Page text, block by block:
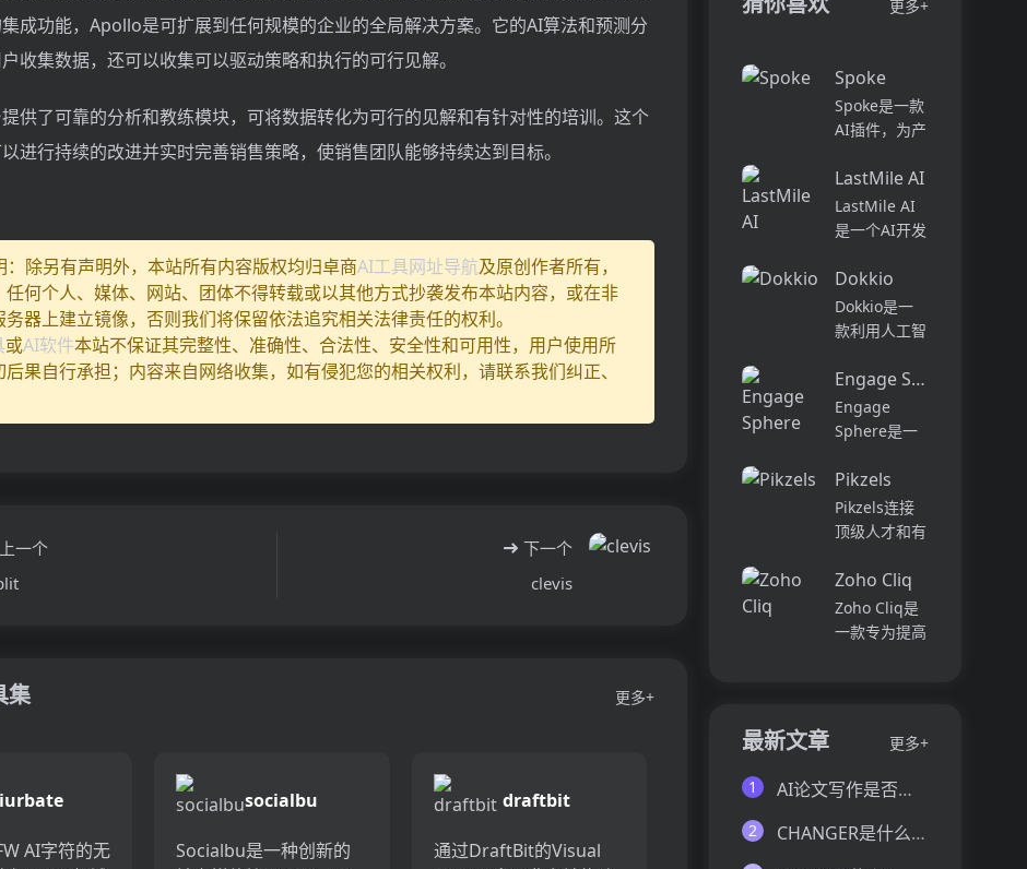
成功能，Apollo是可扩展到任何规模的企业的全局解决方案。它的AI算法和预测分
收集数据，还可以收集可以驱动策略和执行的可行见解。
供了可靠的分析和教练模块，可将数据转化为可行的见解和有针对性的培训。这个
进行持续的改进并实时完善销售策略，使销售团队能够持续达到目标。
除另有声明外，本站所有内容版权均归卓商AI工具网址导航及原创作者所有，
任何个人、媒体、网站、团体不得转载或以其他方式抄袭发布本站内容，或在非
器上建立镜像，否则我们将保留依法追究相关法律责任的权利。
或AI软件本站不保证其完整性、准确性、合法性、安全性和可用性，用户使用所
后果自行承担；内容来自网络收集，如有侵犯您的相关权利，请联系我们纠正、
上一个
下一个
clevis
集 更多+
AI字符的无
socialbu
Socialbu是一种创新的
draftbit
通过DraftBit的Visual
量，释放你的
团队成员、对
方,实现无缝
连接。主要功
能包括:组
更多+
Spoke
Spoke是一款
AI插件，为产
大的、注重隐
私的AI功能，
能够在几秒钟
上下文信息。
它可以帮助全
球快速增长的
团队节省时
间，创造上
下...
LastMile AI
LastMile AI
是一个AI开发
程师而设计，
可以用于原型
开发和生成式
产。它提供了
一站式的多模
态AI模型访
问，包括语言
模型（...
Dokkio
Dokkio是一
款利用人工智
文件协作的工
具。它能帮助
用户管理多个
档和文件、整
理研究材料、
组织内容库，
并将所有文件
和内容集中在
Engage Sphere AI
Engage
Sphere是一
工参与度分析
平台。它可以
深入分析公司
队和岗位的参
与度,帮助管
理者明确团队
互动症结所
Pikzels
Pikzels连接
顶级人才和有
我们促进协
作，释放创意
卓越。加入我
量，释放你的
Pi...
Zoho Cliq
Zoho Cliq是
一款专为提高
团队成员、对
话和工作流集
中在一个地
方,实现无缝
连接。主要功
最新文章 更多+
1 AI论文写作是否靠谱？这6款论文AI写作神器真的可以让你效率翻倍
2 CHANGER是什么？一文让你看懂CHANGER的技术原理、主要功能、应用场景